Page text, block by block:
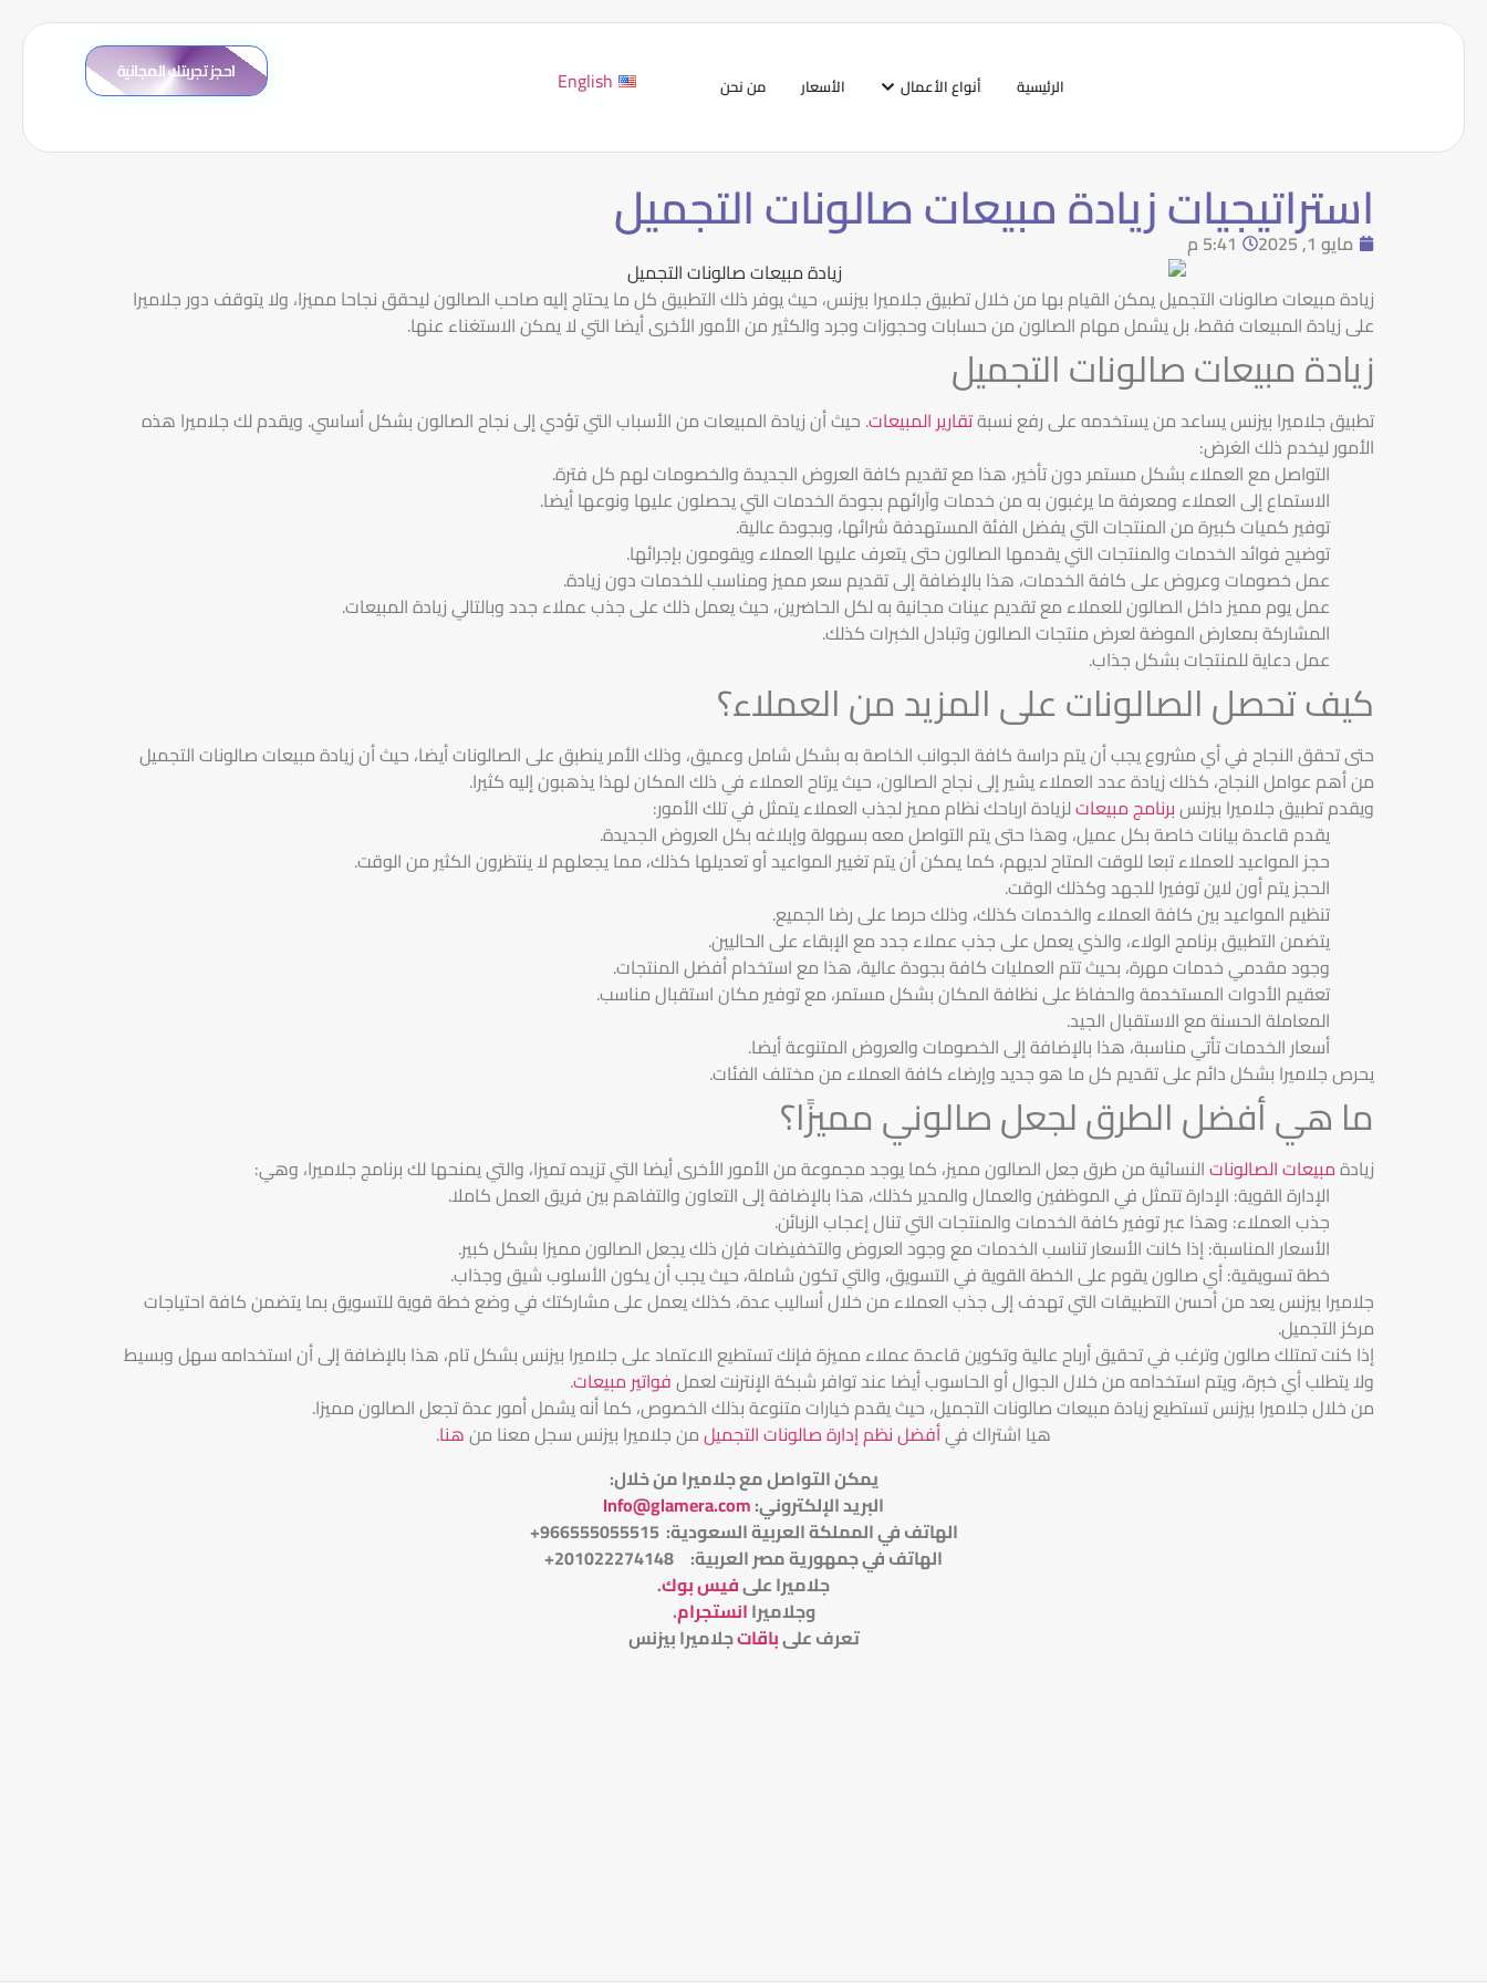
الرئيسية أنواع الأعمال الأسعار من نحن English احجز تجربتك المجانية
استراتيجيات زيادة مبيعات صالونات التجميل
مايو 1, 2025
5:41 م
زيادة مبيعات صالونات التجميل يمكن القيام بها من خلال تطبيق جلاميرا بيزنس، حيث يوفر ذلك التطبيق كل ما يحتاج إليه صاحب الصالون ليحقق نجاحا مميزا، ولا يتوقف دور جلاميرا
على زيادة المبيعات فقط، بل يشمل مهام الصالون من حسابات وحجوزات وجرد والكثير من الأمور الأخرى أيضا التي لا يمكن الاستغناء عنها.
زيادة مبيعات صالونات التجميل
تطبيق جلاميرا بيزنس يساعد من يستخدمه على رفع نسبةتقارير المبيعات. حيث أن زيادة المبيعات من الأسباب التي تؤدي إلى نجاح الصالون بشكل أساسي. ويقدم لك جلاميرا هذه
الأمور ليخدم ذلك الغرض:
التواصل مع العملاء بشكل مستمر دون تأخير، هذا مع تقديم كافة العروض الجديدة والخصومات لهم كل فترة.
الاستماع إلى العملاء ومعرفة ما يرغبون به من خدمات وآرائهم بجودة الخدمات التي يحصلون عليها ونوعها أيضا.
توفير كميات كبيرة من المنتجات التي يفضل الفئة المستهدفة شرائها، وبجودة عالية.
توضيح فوائد الخدمات والمنتجات التي يقدمها الصالون حتى يتعرف عليها العملاء ويقومون بإجرائها.
عمل خصومات وعروض على كافة الخدمات، هذا بالإضافة إلى تقديم سعر مميز ومناسب للخدمات دون زيادة.
عمل يوم مميز داخل الصالون للعملاء مع تقديم عينات مجانية به لكل الحاضرين، حيث يعمل ذلك على جذب عملاء جدد وبالتالي زيادة المبيعات.
المشاركة بمعارض الموضة لعرض منتجات الصالون وتبادل الخبرات كذلك.
عمل دعاية للمنتجات بشكل جذاب.
كيف تحصل الصالونات على المزيد من العملاء؟
حتى تحقق النجاح في أي مشروع يجب أن يتم دراسة كافة الجوانب الخاصة به بشكل شامل وعميق، وذلك الأمر ينطبق على الصالونات أيضا، حيث أن زيادة مبيعات صالونات التجميل
من أهم عوامل النجاح، كذلك زيادة عدد العملاء يشير إلى نجاح الصالون، حيث يرتاح العملاء في ذلك المكان لهذا يذهبون إليه كثيرا.
ويقدم تطبيق جلاميرا بيزنسبرنامج مبيعاتلزيادة ارباحك نظام مميز لجذب العملاء يتمثل في تلك الأمور:
يقدم قاعدة بيانات خاصة بكل عميل، وهذا حتى يتم التواصل معه بسهولة وإبلاغه بكل العروض الجديدة.
حجز المواعيد للعملاء تبعا للوقت المتاح لديهم، كما يمكن أن يتم تغيير المواعيد أو تعديلها كذلك، مما يجعلهم لا ينتظرون الكثير من الوقت.
الحجز يتم أون لاين توفيرا للجهد وكذلك الوقت.
تنظيم المواعيد بين كافة العملاء والخدمات كذلك، وذلك حرصا على رضا الجميع.
يتضمن التطبيق برنامج الولاء، والذي يعمل على جذب عملاء جدد مع الإبقاء على الحاليين.
وجود مقدمي خدمات مهرة، بحيث تتم العمليات كافة بجودة عالية، هذا مع استخدام أفضل المنتجات.
تعقيم الأدوات المستخدمة والحفاظ على نظافة المكان بشكل مستمر، مع توفير مكان استقبال مناسب.
المعاملة الحسنة مع الاستقبال الجيد.
أسعار الخدمات تأتي مناسبة، هذا بالإضافة إلى الخصومات والعروض المتنوعة أيضا.
يحرص جلاميرا بشكل دائم على تقديم كل ما هو جديد وإرضاء كافة العملاء من مختلف الفئات.
ما هي أفضل الطرق لجعل صالوني مميزًا؟
زيادةمبيعات الصالوناتالنسائية من طرق جعل الصالون مميز، كما يوجد مجموعة من الأمور الأخرى أيضا التي تزيده تميزا، والتي يمنحها لك برنامج جلاميرا، وهي:
الإدارة القوية: الإدارة تتمثل في الموظفين والعمال والمدير كذلك، هذا بالإضافة إلى التعاون والتفاهم بين فريق العمل كاملا.
جذب العملاء: وهذا عبر توفير كافة الخدمات والمنتجات التي تنال إعجاب الزبائن.
الأسعار المناسبة: إذا كانت الأسعار تناسب الخدمات مع وجود العروض والتخفيضات فإن ذلك يجعل الصالون مميزا بشكل كبير.
خطة تسويقية: أي صالون يقوم على الخطة القوية في التسويق، والتي تكون شاملة، حيث يجب أن يكون الأسلوب شيق وجذاب.
جلاميرا بيزنس يعد من أحسن التطبيقات التي تهدف إلى جذب العملاء من خلال أساليب عدة، كذلك يعمل على مشاركتك في وضع خطة قوية للتسويق بما يتضمن كافة احتياجات
مركز التجميل.
إذا كنت تمتلك صالون وترغب في تحقيق أرباح عالية وتكوين قاعدة عملاء مميزة فإنك تستطيع الاعتماد على جلاميرا بيزنس بشكل تام، هذا بالإضافة إلى أن استخدامه سهل وبسيط
ولا يتطلب أي خبرة، ويتم استخدامه من خلال الجوال أو الحاسوب أيضا عند توافر شبكة الإنترنت لعملفواتير مبيعات.
من خلال جلاميرا بيزنس تستطيع زيادة مبيعات صالونات التجميل، حيث يقدم خيارات متنوعة بذلك الخصوص، كما أنه يشمل أمور عدة تجعل الصالون مميزا.
هيا اشتراك فيأفضل نظم إدارة صالونات التجميلمن جلاميرا بيزنس سجل معنا منهنا.
يمكن التواصل مع جلاميرا من خلال:
البريد الإلكتروني:
Info@glamera.com
الهاتف في المملكة العربية السعودية: 966555055515+
الهاتف في جمهورية مصر العربية: 201022274148+
جلاميرا علىفيس بوك.
وجلاميراانستجرام.
تعرف علىباقاتجلاميرا بيزنس